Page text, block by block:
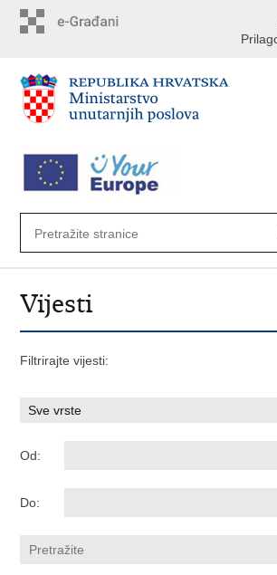
Vijesti
Filtrirajte vijesti:
Od:
Do: